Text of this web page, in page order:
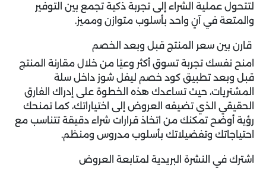
لتتحول عملية الشراء إلى تجربة ذكية تجمع بين التوفير
والمتعة في آنٍ واحد بأسلوب متوازن ومميز.
قارن بين سعر المنتج قبل وبعد الخصم
امنح نفسك تجربة تسوق أكثر وعيًا من خلال مقارنة المنتج
قبل وبعد تطبيق كود خصم ليفل شوز داخل سلة
المشتريات، حيث تساعدك هذه الخطوة على إدراك الفارق
الحقيقي الذي تضيفه العروض إلى اختياراتك، كما تمنحك
رؤية أوضح تمكنك من اتخاذ قرارات شراء دقيقة تتناسب مع
احتياجاتك وتفضيلاتك بأسلوب مدروس ومنظم.
اشترك في النشرة البريدية لمتابعة العروض